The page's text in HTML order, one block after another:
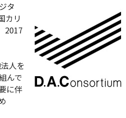
タ
カリ
2017
人を
んで
に伴